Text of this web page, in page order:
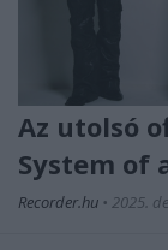
Az utolsó
System of
Recorder.hu • 2025.